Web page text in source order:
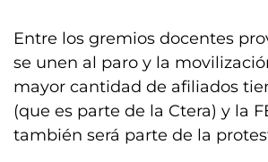
Entre los gremios docentes
se unen al paro y la
mayor cantidad de afiliados
(que es parte de la Ctera) y la
también será parte de la